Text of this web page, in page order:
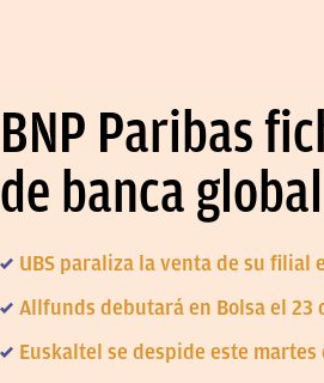
BNP Paribas
de banca
UBS paraliza la venta de su filial
Allfunds debutará en Bolsa el
Euskaltel se despide este